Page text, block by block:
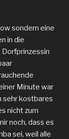
sondern eine
in die
Minute war
sehr kostbares
nicht zum
noch, dass es
sei, weil alle